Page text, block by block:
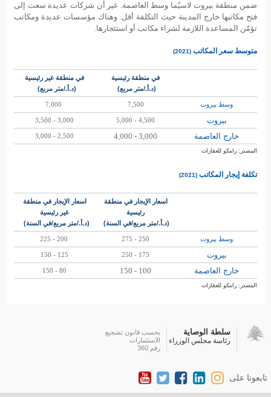
ضمن منطقة بيروت لاسيّما وسط العاصمة. غير أن شركات عديدة سعت إلى
فتح مكاتبها خارج المدينة حيث التكلفة أقل. وهناك مؤسسات عديدة ومكاتب
تؤمّن المساعدة اللازمة لشراء مكاتب أو استئجارها.
متوسط سعر المكاتب (2021)
في منطقة رئيسية
(د.أ./متر مربع)
في منطقة غير رئيسية
(د.أ./متر مربع)
وسط بيروت 7,500
7,000
بيروت 4,500 - 5,000
3,000 - 3,500
خارج العاصمة 3,000 - 4,000
2,500 - 3,000
المصدر: رامكو للعقارات
تكلفة إيجار المكاتب (2021
)
اسعار الإيجار في منطقة
رئيسية
(د.أ./متر مربع/في السنة)
اسعار الإيجار في منطقة
غير رئيسية
(د.أ./متر مربع/في السنة)
وسط بيروت 250 - 275
بيروت 175 - 250
125 - 150
خارج العاصمة 100 - 150
80 - 150
المصدر: رامكو للعقارات
سلطة الوصاية
رئاسة مجلس الوزراء
بحسب قانون تشجيع
الاستثمارات
رقم 360
تابعونا على